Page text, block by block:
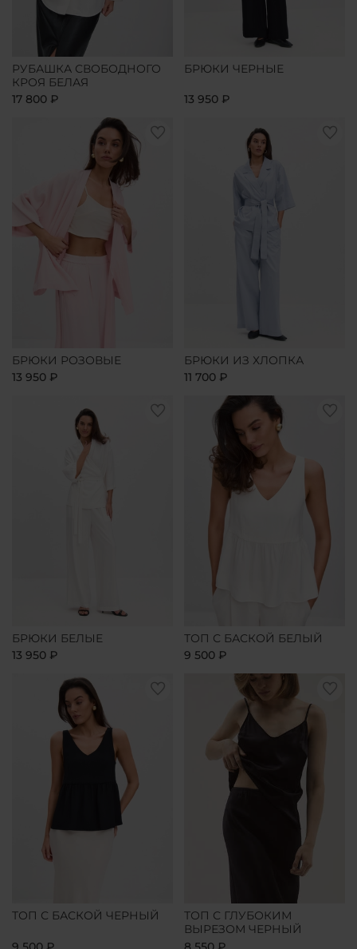
РУБАШКА СВОБОДНОГО
КРОЯ БЕЛАЯ
17 800 ₽
БРЮКИ ЧЕРНЫЕ
13 950 ₽
БРЮКИ РОЗОВЫЕ
13 950 ₽
БРЮКИ ИЗ ХЛОПКА
11 700 ₽
БРЮКИ БЕЛЫЕ
13 950 ₽
ТОП С БАСКОЙ БЕЛЫЙ
9 500 ₽
ТОП С БАСКОЙ ЧЕРНЫЙ
ТОП С ГЛУБОКИМ
ВЫРЕЗОМ ЧЕРНЫЙ